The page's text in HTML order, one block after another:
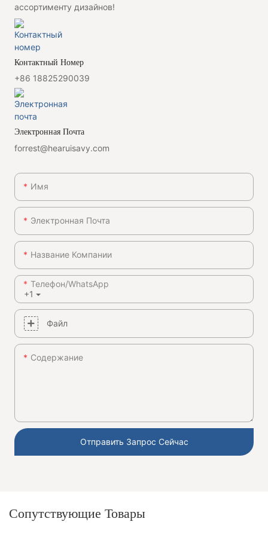
ассортименту дизайнов!
Контактный Номер
+86 18825290039
Электронная Почта
forrest@hearuisavy.com
Имя
Электронная Почта
Название Компании
+1
Телефон/WhatsApp
Файл
Содержание
Отправить Запрос Сейчас
Сопутствующие Товары